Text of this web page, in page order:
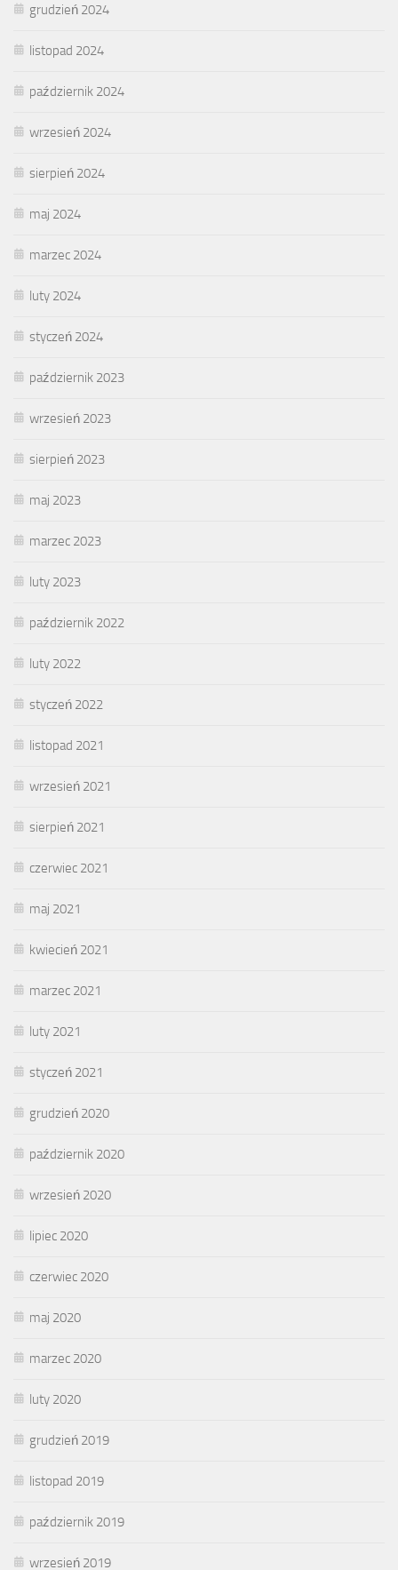
grudzień 2024
listopad 2024
październik 2024
wrzesień 2024
sierpień 2024
maj 2024
marzec 2024
luty 2024
styczeń 2024
październik 2023
wrzesień 2023
sierpień 2023
maj 2023
marzec 2023
luty 2023
październik 2022
luty 2022
styczeń 2022
listopad 2021
wrzesień 2021
sierpień 2021
czerwiec 2021
maj 2021
kwiecień 2021
marzec 2021
luty 2021
styczeń 2021
grudzień 2020
październik 2020
wrzesień 2020
lipiec 2020
czerwiec 2020
maj 2020
marzec 2020
luty 2020
grudzień 2019
listopad 2019
październik 2019
wrzesień 2019